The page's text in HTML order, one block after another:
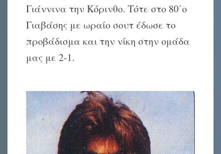
Γιάννινα την Κόρινθο. Τότε στο 80΄ο
Γιαβάσης με ωραίο σουτ έδωσε το
προβάδισμα και την νίκη στην ομάδα
μας με 2-1.